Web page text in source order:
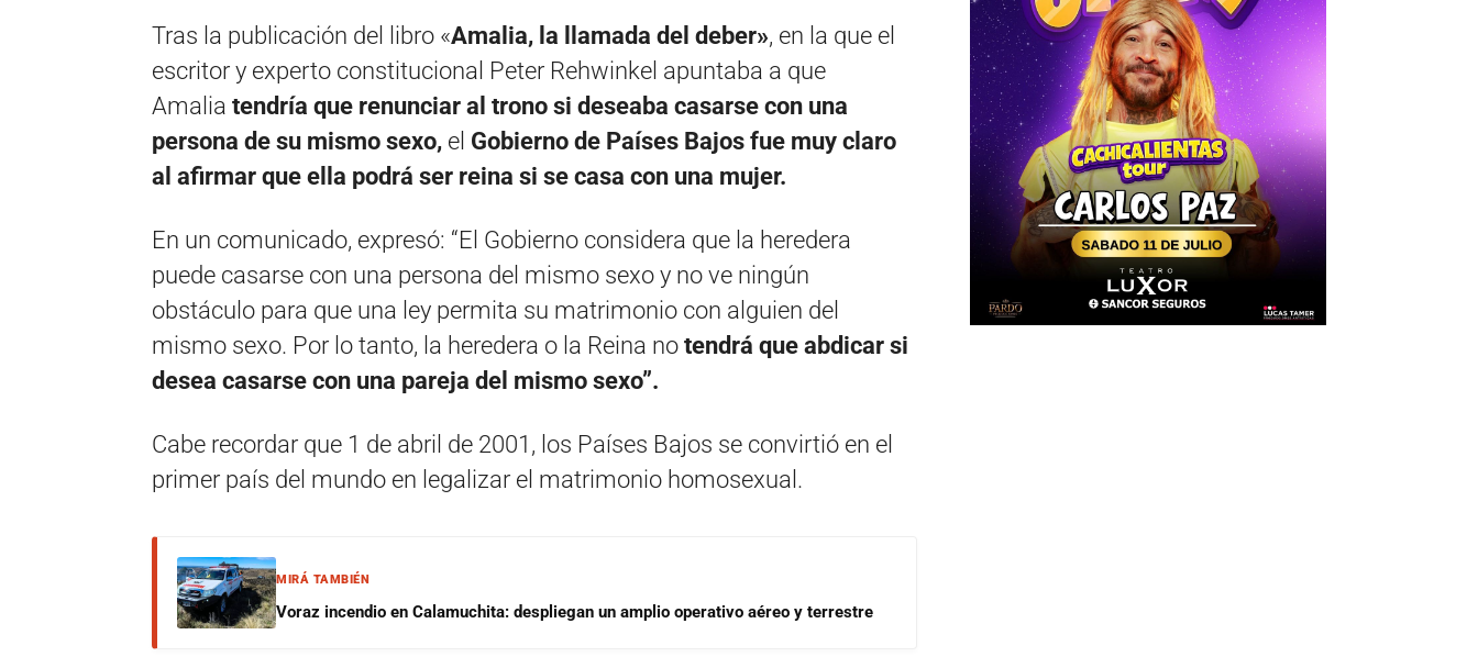
Tras la publicación del libro «Amalia, la llamada del deber», en la que el
escritor y experto constitucional Peter Rehwinkel apuntaba a que
Amalia tendría que renunciar al trono si deseaba casarse con una
persona de su mismo sexo, el Gobierno de Países Bajos fue muy claro
al afirmar que ella podrá ser reina si se casa con una mujer.
En un comunicado, expresó: “El Gobierno considera que la heredera
puede casarse con una persona del mismo sexo y no ve ningún
obstáculo para que una ley permita su matrimonio con alguien del
mismo sexo. Por lo tanto, la heredera o la Reina no tendrá que abdicar si
desea casarse con una pareja del mismo sexo”.
Cabe recordar que 1 de abril de 2001, los Países Bajos se convirtió en el
primer país del mundo en legalizar el matrimonio homosexual.
MIRÁ TAMBIÉN
Voraz incendio en Calamuchita: despliegan un amplio operativo aéreo y terrestre